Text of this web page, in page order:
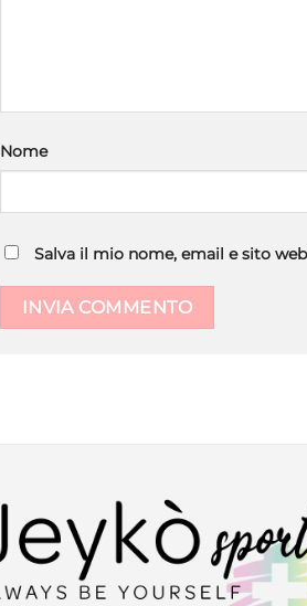
Nome
Salva il mio nome, email e sito